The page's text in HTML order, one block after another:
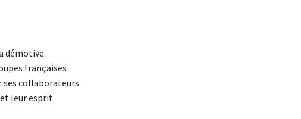
démotive.
françaises
ses collaborateurs
leur esprit